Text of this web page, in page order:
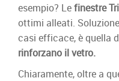
esempio? Lefinestre
ottimi alleati.
casi efficace, è quella
rinforzano il vetro.
Chiaramente, oltre a